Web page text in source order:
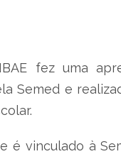
fez uma
Semed e
é vinculado à